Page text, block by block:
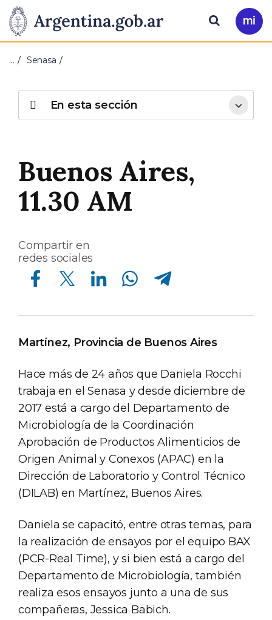
Presidencia
de
Nación
Pasar al contenido principal
Ir
a
Buscar
… Senasa
Buenos Aires,
11.30 AM
Compartir en
redes sociales
Compartir en Facebook Compartir en Twitter Compartir en Linkedin Compartir en Whatsapp Compartir en Telegram
Martínez, Provincia de Buenos Aires
Hace más de 24 años que Daniela Rocchi
trabaja en el Senasa y desde diciembre de
2017 está a cargo del Departamento de
Microbiología de la Coordinación
Aprobación de Productos Alimenticios de
Origen Animal y Conexos (APAC) en la
Dirección de Laboratorio y Control Técnico
(DILAB) en Martínez, Buenos Aires.
Daniela se capacitó, entre otras temas, para
la realización de ensayos por el equipo BAX
(PCR-Real Time), y si bien está a cargo del
Departamento de Microbiología, también
realiza esos ensayos junto a una de sus
compañeras, Jessica Babich.
En esta sección